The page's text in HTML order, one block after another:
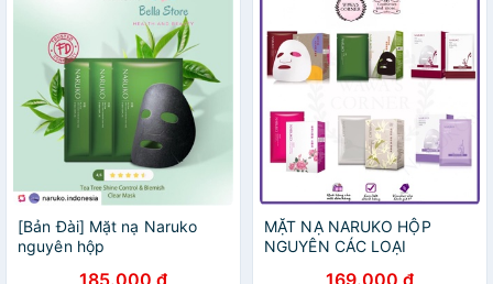
[Bản Đài] Mặt nạ Naruko
nguyên hộp
185.000 đ
MẶT NẠ NARUKO HỘP
NGUYÊN CÁC LOẠI
169.000 đ